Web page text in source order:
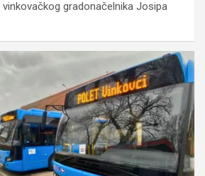
gradonačelnika Josipa